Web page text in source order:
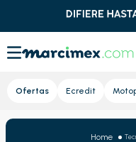
Ofertas Ecredit